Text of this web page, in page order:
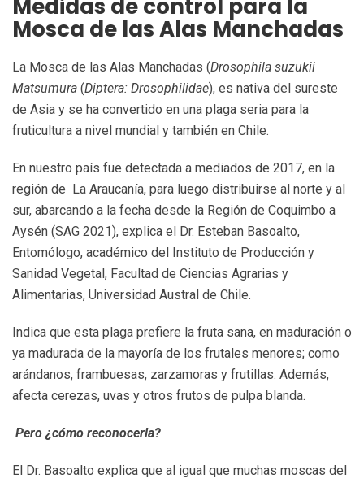
Medidas de control para la
Mosca de las Alas Manchadas
La Mosca de las Alas Manchadas (Drosophila suzukii
Matsumura (Diptera: Drosophilidae), es nativa del sureste
de Asia y se ha convertido en una plaga seria para la
fruticultura a nivel mundial y también en Chile.
En nuestro país fue detectada a mediados de 2017, en la
región de La Araucanía, para luego distribuirse al norte y al
sur, abarcando a la fecha desde la Región de Coquimbo a
Aysén (SAG 2021), explica el Dr. Esteban Basoalto,
Entomólogo, académico del Instituto de Producción y
Sanidad Vegetal, Facultad de Ciencias Agrarias y
Alimentarias, Universidad Austral de Chile.
Indica que esta plaga prefiere la fruta sana, en maduración o
ya madurada de la mayoría de los frutales menores; como
arándanos, frambuesas, zarzamoras y frutillas. Además,
afecta cerezas, uvas y otros frutos de pulpa blanda.
Pero ¿cómo reconocerla?
El Dr. Basoalto explica que al igual que muchas moscas del